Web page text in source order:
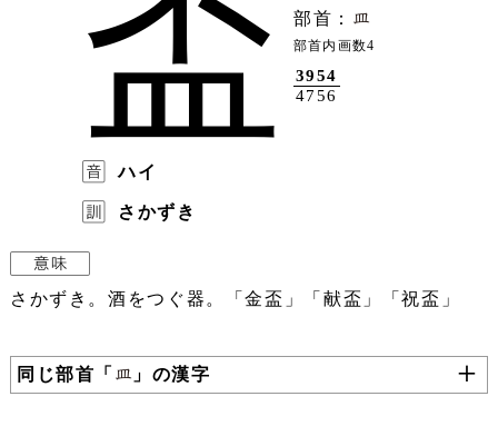
盃
部首：
部首内画数4
3954
4756
ハイ
さかずき
さかずき。酒をつぐ器。「金盃」「献盃」「祝盃」
同じ部首「 」の漢字